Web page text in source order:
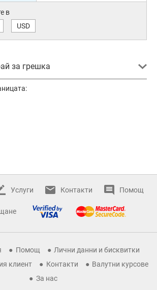
в
USD
за грешка
Услуги Контакти Помощ
Помощ
Лични данни и бисквитки
клиент
Контакти
Валутни курсове
За нас